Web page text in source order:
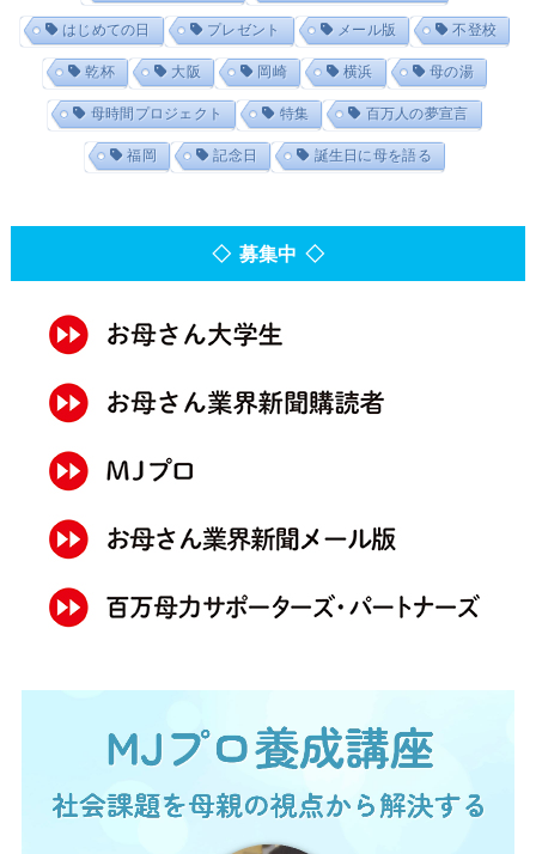
はじめての日 プレゼント メール版 不登校
乾杯 大阪 岡崎 横浜 母の湯
母時間プロジェクト 特集 百万人の夢宣言
福岡 記念日 誕生日に母を語る
◇ 募集中 ◇